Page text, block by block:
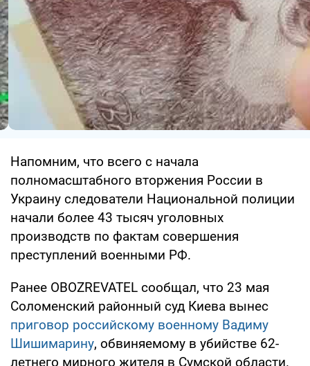
Напомним, что всего с начала
полномасштабного вторжения России в
Украину следователи Национальной полиции
начали более 43 тысяч уголовных
производств по фактам совершения
преступлений военными РФ.
Ранее OBOZREVATEL сообщал, что 23 мая
Соломенский районный суд Киева вынес
приговор российскому военному Вадиму
Шишимарину, обвиняемому в убийстве 62-
летнего мирного жителя в Сумской области.